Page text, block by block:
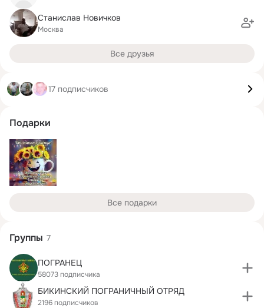
Станислав Новичков
Москва
Все друзья
17 подписчиков
Подарки
Все подарки
Группы 7
ПОГРАНЕЦ
58073 подписчика
БИКИНСКИЙ ПОГРАНИЧНЫЙ ОТРЯД
2196 подписчиков